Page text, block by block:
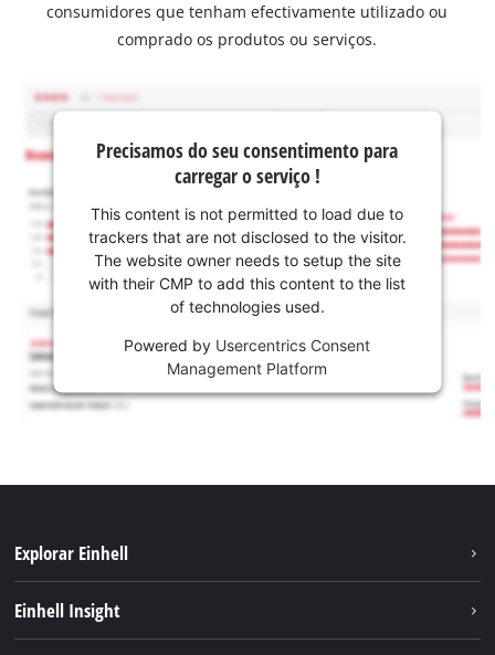
consumidores que tenham efectivamente utilizado ou
comprado os produtos ou serviços.
Precisamos do seu consentimento para
carregar o serviço !
This content is not permitted to load due to
trackers that are not disclosed to the visitor.
The website owner needs to setup the site
with their CMP to add this content to the list
of technologies used.
Powered by Usercentrics Consent
Management Platform
Explorar Einhell
Einhell Insight